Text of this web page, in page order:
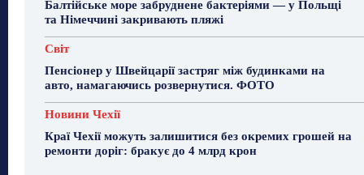
Балтійське море забруднене бактеріями — у Польщі
та Німеччині закривають пляжі
Світ
Пенсіонер у Швейцарії застряг між будинками на
авто, намагаючись розвернутися. ФОТО
Новини Чехії
Краї Чехії можуть залишитися без окремих грошей на
ремонти доріг: бракує до 4 млрд крон